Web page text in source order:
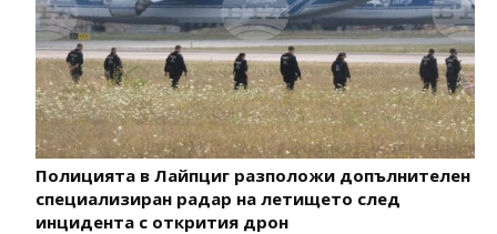
Полицията в Лайпциг разположи допълнителен
специализиран радар на летището след
инцидента с открития дрон